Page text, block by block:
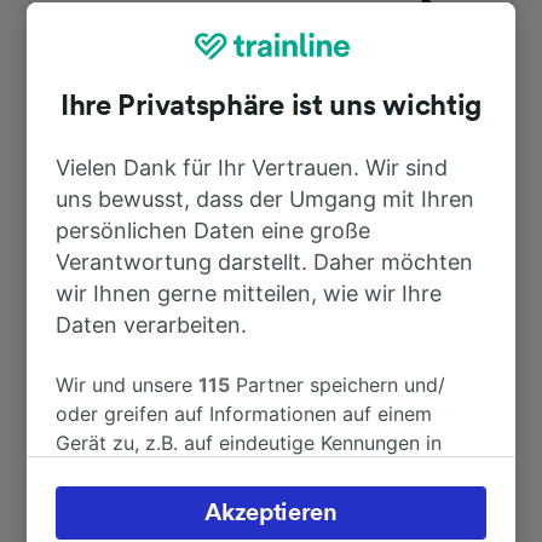
Dauer
Nach Straßburg
Nach Colmar 1h 54min
Nach Louhans 6h 17min
Weitere Verbindungen sehen
Ihre Privatsphäre ist uns wichtig
Vielen Dank für Ihr Vertrauen. Wir sind
uns bewusst, dass der Umgang mit Ihren
persönlichen Daten eine große
Verantwortung darstellt. Daher möchten
wir Ihnen gerne mitteilen, wie wir Ihre
Daten verarbeiten.
Wir und unsere115 Partner speichern und/
oder greifen auf Informationen auf einem
Gerät zu, z.B. auf eindeutige Kennungen in
verarbeiten. Sie können Ihre Präferenzen
akzeptieren oder verwalten, einschließlich
Akzeptieren